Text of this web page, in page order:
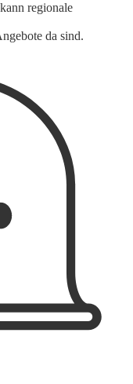
regionale
da sind.